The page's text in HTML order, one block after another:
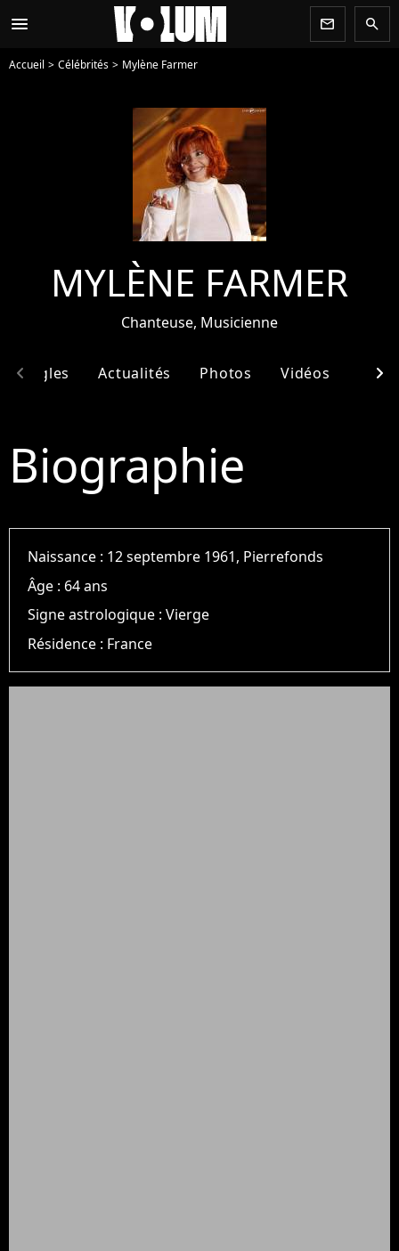
menu newsletter search
Accueil Célébrités Mylène Farmer
MYLÈNE FARMER
Chanteuse, Musicienne
Singles Actualités Photos Vidéos
chevron_left chevron_right
Biographie
Naissance : 12 septembre 1961, Pierrefonds
Âge : 64 ans
Signe astrologique :Vierge
Résidence : France